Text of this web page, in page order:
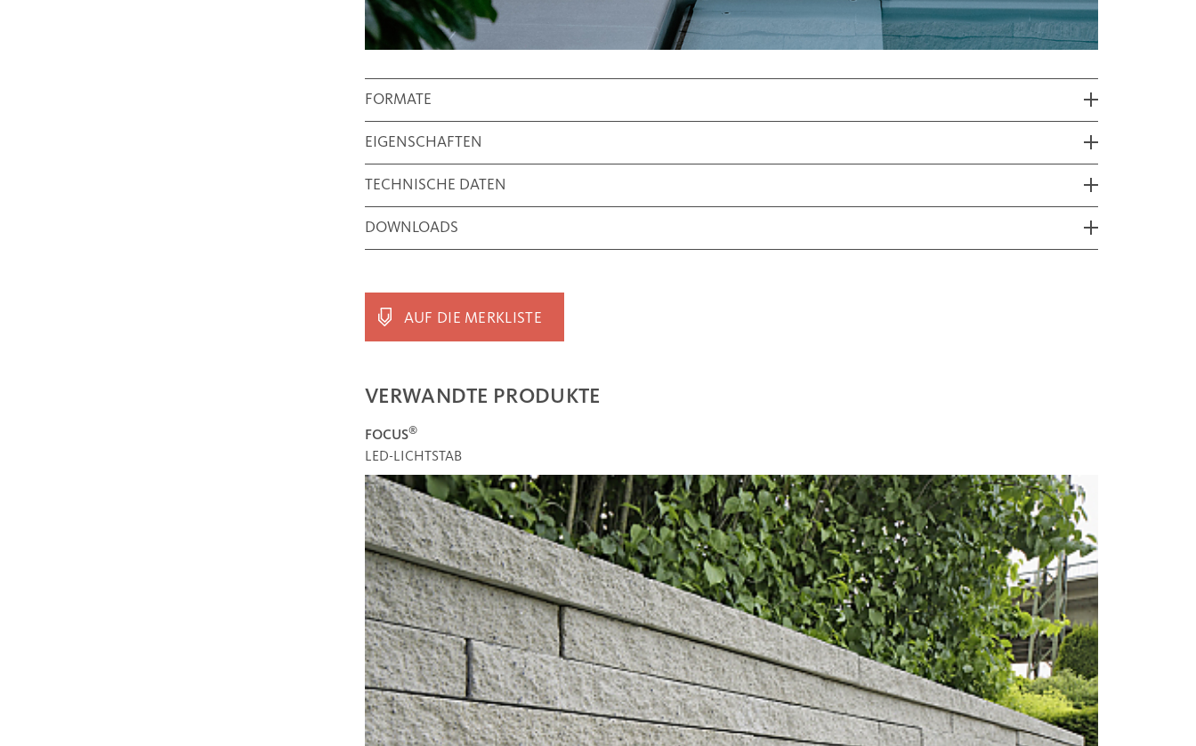
FORMATE
EIGENSCHAFTEN
TECHNISCHE DATEN
DOWNLOADS
AUF DIE MERKLISTE
VERWANDTE PRODUKTE
FOCUS®
LED-LICHTSTAB